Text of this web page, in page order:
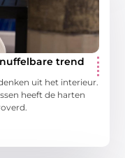
trend
uit het interieur.
heeft de harten